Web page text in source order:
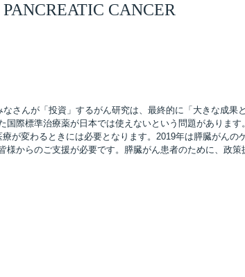
CANCER
んが「投資」するがん研究は、最終的に「大きな成果
際標準治療薬が日本では使えないという問題がありま
が変わるときには必要となります。2019年は膵臓がんの
からのご支援が必要です。膵臓がん患者のために、政